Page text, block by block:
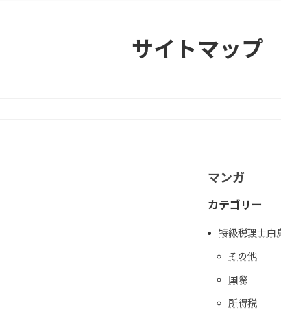
サイトマップ
マンガ
カテゴリー
特級税理士白
その他
国際
所得税